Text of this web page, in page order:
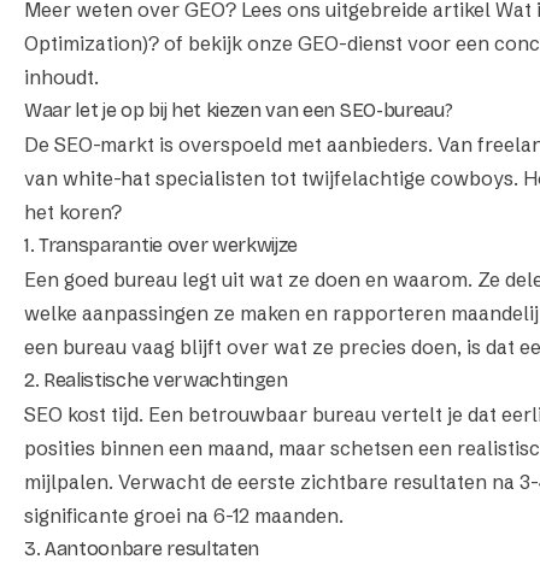
Meer weten over GEO? Lees ons uitgebreide artikel Wat
Optimization)? of bekijk onze GEO-dienst voor een
inhoudt.
Waar let je op bij het kiezen van een SEO-bureau?
De SEO-markt is overspoeld met aanbieders. Van
van white-hat specialisten tot twijfelachtige cowboys.
het koren?
1. Transparantie over werkwijze
Een goed bureau legt uit wat ze doen en waarom. Ze
welke aanpassingen ze maken en rapporteren
een bureau vaag blijft over wat ze precies doen, is dat
2. Realistische verwachtingen
SEO kost tijd. Een betrouwbaar bureau vertelt je dat
posities binnen een maand, maar schetsen een
mijlpalen. Verwacht de eerste zichtbare resultaten na
significante groei na 6-12 maanden.
3. Aantoonbare resultaten